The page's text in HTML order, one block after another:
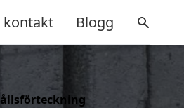
kontakt Blogg